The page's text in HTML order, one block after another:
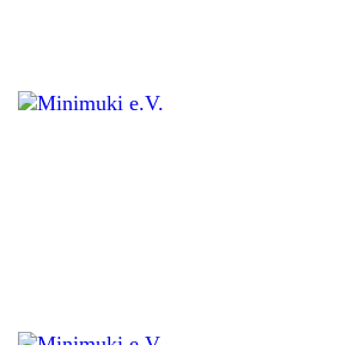
LEISTUNGEN